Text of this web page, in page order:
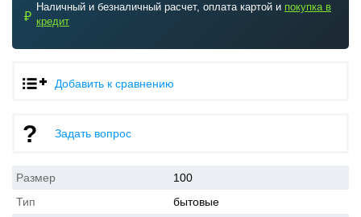
₽
Наличный и безналичный расчет, оплата картой и покупка в
кредит
Добавить к сравнению
Задать вопрос
Размер
100
Тип
бытовые